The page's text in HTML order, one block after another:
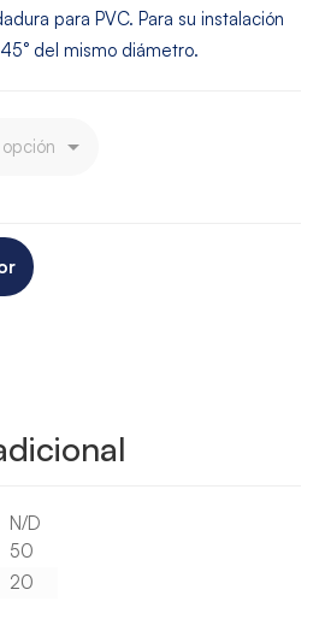
para PVC. Para su instalación
del mismo diámetro.
N/D
50
20